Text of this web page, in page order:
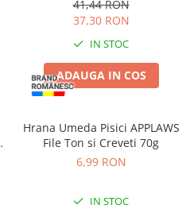
de Iaurt, 16x100g
41,44 RON
37,30 RON
IN STOC
ADAUGA IN COS
Hrana Umeda Pisici APPLAWS
File Ton si Creveti 70g
6,99 RON
IN STOC